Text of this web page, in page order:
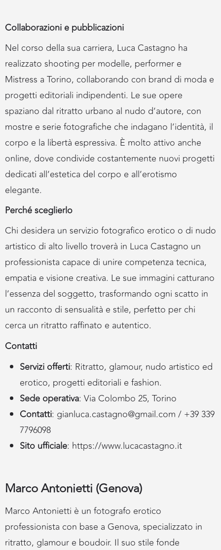
Collaborazioni e pubblicazioni
Nel corso della sua carriera, Luca Castagno ha
realizzato shooting per modelle, performer e
Mistress a Torino, collaborando con brand di moda e
progetti editoriali indipendenti. Le sue opere
spaziano dal ritratto urbano al nudo d’autore, con
mostre e serie fotografiche che indagano l’identità, il
corpo e la libertà espressiva. È molto attivo anche
online, dove condivide costantemente nuovi progetti
dedicati all’estetica del corpo e all’erotismo
elegante.
Perché sceglierlo
Chi desidera un servizio fotografico erotico o di nudo
artistico di alto livello troverà in Luca Castagno un
professionista capace di unire competenza tecnica,
empatia e visione creativa. Le sue immagini catturano
l’essenza del soggetto, trasformando ogni scatto in
un racconto di sensualità e stile, perfetto per chi
cerca un ritratto raffinato e autentico.
Contatti
Servizi offerti: Ritratto, glamour, nudo artistico ed
erotico, progetti editoriali e fashion.
Sede operativa: Via Colombo 25, Torino
Contatti: gianluca.castagno@gmail.com / +39 339
7796098
Sito ufficiale: https://www.lucacastagno.it
Marco Antonietti (Genova)
Marco Antonietti è un fotografo erotico
professionista con base a Genova, specializzato in
ritratto, glamour e boudoir. Il suo stile fonde